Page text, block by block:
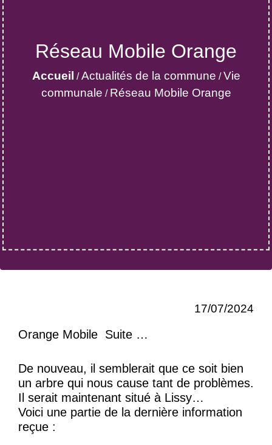
Réseau Mobile Orange
Accueil /Actualités de la commune /Vie
communale / Réseau Mobile Orange
17/07/2024
Orange Mobile Suite …
De nouveau, il semblerait que ce soit bien
un arbre qui nous cause tant de problèmes.
Il serait maintenant situé à Lissy…
Voici une partie de la dernière information
reçue :